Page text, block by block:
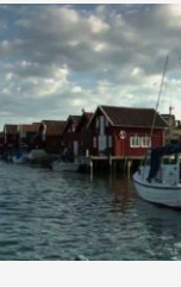
Holandsko?